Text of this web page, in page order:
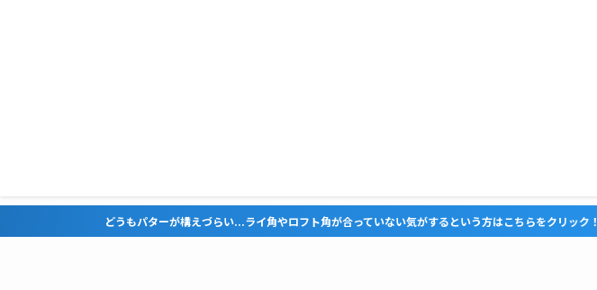
うもパターが構えづらい...ライ角やロフト角が合っていない気がするという方はこちらをクリック！